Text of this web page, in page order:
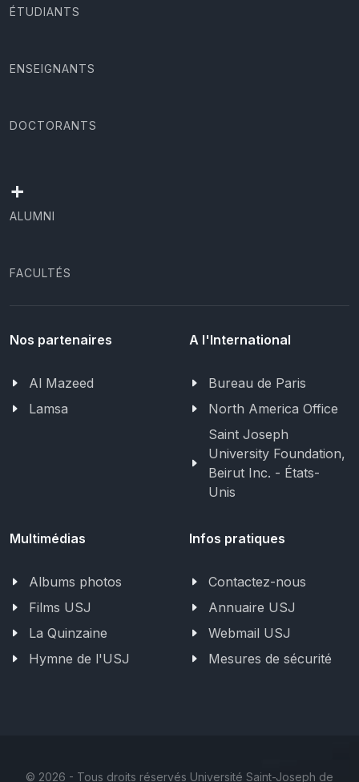
ÉTUDIANTS
ENSEIGNANTS
DOCTORANTS
+
ALUMNI
FACULTÉS
Nos partenaires
Al Mazeed
Lamsa
A l'International
Bureau de Paris
North America Office
Saint Joseph
University Foundation,
Beirut Inc. - États-
Unis
Multimédias
Albums photos
Films USJ
La Quinzaine
Hymne de l'USJ
Infos pratiques
Contactez-nous
Annuaire USJ
Webmail USJ
Mesures de sécurité
© 2026 - Tous droits réservés Université Saint-Joseph de